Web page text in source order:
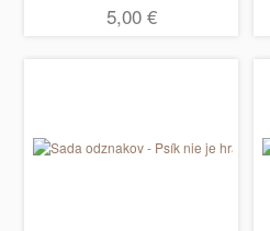
5,00 €